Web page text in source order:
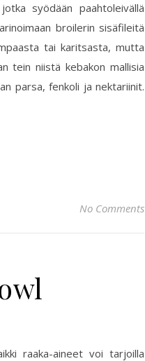
syödään paahtoleivällä
broilerin sisäfileitä
tai karitsasta, mutta
tein niistä kebakon mallisia
parsa, fenkoli ja nektariinit.
No Comments
raaka-aineet voi tarjoilla